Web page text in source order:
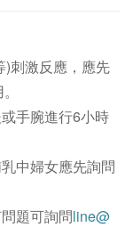
刺激反應， 應先
手腕進行6小時
中婦女應先詢問
題可詢問line@